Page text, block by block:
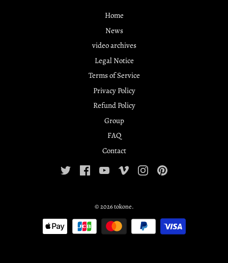
Home
News
video archives
Legal Notice
Terms of Service
Privacy Policy
Refund Policy
Group
FAQ
Contact
© 2026tokone.